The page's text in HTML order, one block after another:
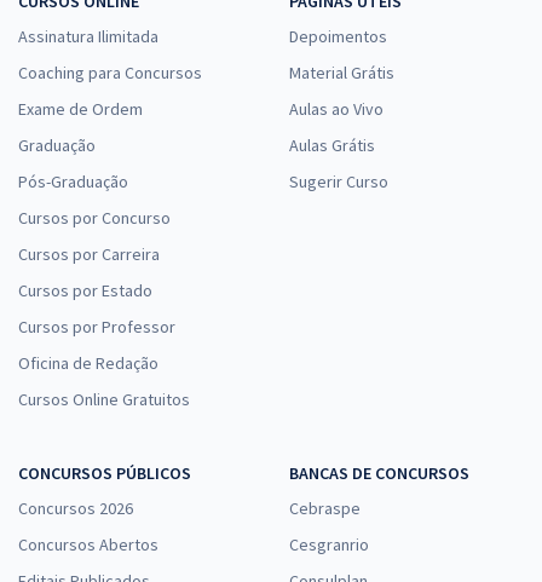
Assinatura Ilimitada
Coaching para Concursos
Exame de Ordem
Graduação
Pós-Graduação
Cursos por Concurso
Cursos por Carreira
Cursos por Estado
Cursos por Professor
Oficina de Redação
Cursos Online Gratuitos
Depoimentos
Material Grátis
Aulas ao Vivo
Aulas Grátis
Sugerir Curso
CONCURSOS PÚBLICOS
Concursos 2026
Concursos Abertos
BANCAS DE CONCURSOS
Cebraspe
Cesgranrio